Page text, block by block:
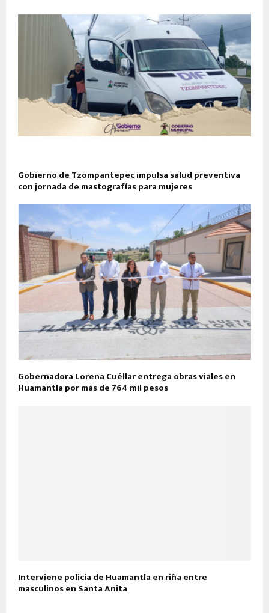
Gobierno de Tzompantepec impulsa salud preventiva
con jornada de mastografías para mujeres
Gobernadora Lorena Cuéllar entrega obras viales en
Huamantla por más de 764 mil pesos
Interviene policía de Huamantla en riña entre
masculinos en Santa Anita